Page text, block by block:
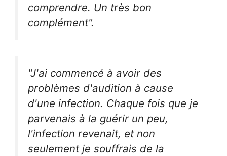
comprendre. Un très bon
complément".
"J'ai commencé à avoir des
problèmes d'audition à cause
d'une infection. Chaque fois que je
parvenais à la guérir un peu,
l'infection revenait, et non
seulement je souffrais de la